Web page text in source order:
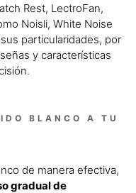
Rest, LectroFan,
Noisli, White Noise
particularidades, por
y características
BLANCO A TU
de manera efectiva,
gradual de